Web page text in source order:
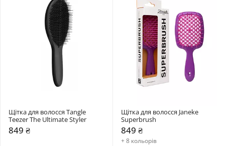
Щітка для волосся Tangle
Teezer The Ultimate Styler
849 ₴
Щітка для волосся Janeke
Superbrush
849 ₴
+ 8 кольорів